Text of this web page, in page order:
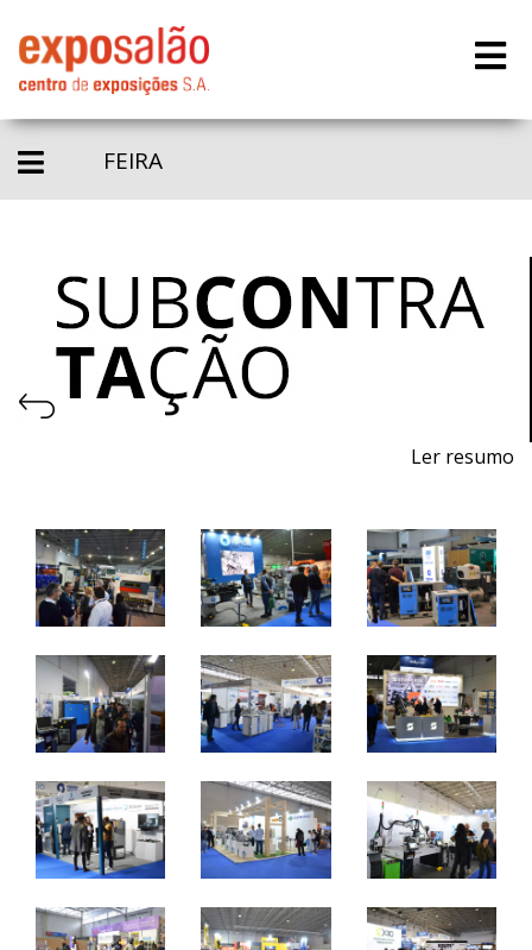
FEIRA
Ler resumo
2 a 4 de novembro 2023 - EXPOSALÃO - Batalha
quinta a sábado - 10h / 19h